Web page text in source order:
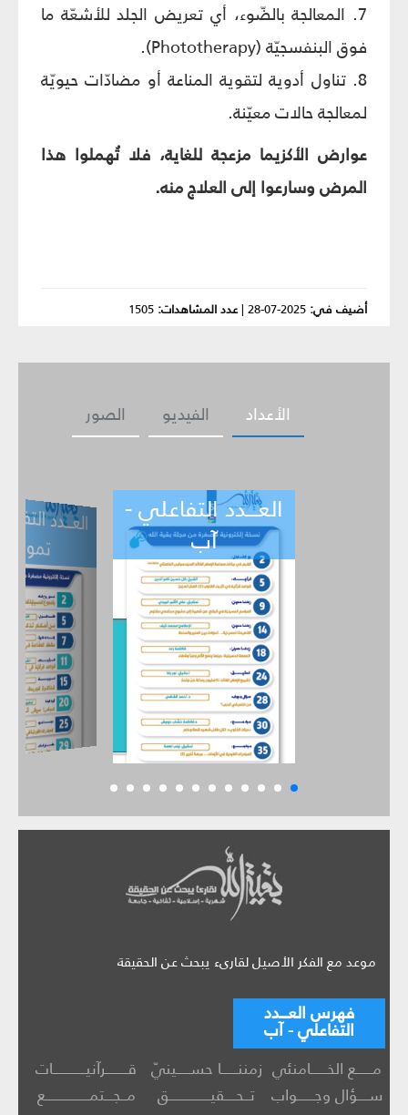
7. المعالجة بالضّوء، أي تعريض الجلد للأشعّة ما
فوق البنفسجيّة (Phototherapy).
8. تناول أدوية لتقوية المناعة أو مضادّات حيويّة
لمعالجة حالات معيّنة.
عوارض الأكزيما مزعجة للغاية، فلا تُهملوا هذا
المرض وسارعوا إلى العلاج منه.
أضيف في: 2025-07-28
|عدد المشاهدات: 1505
الصور الفيديو الأعداد
العـــدد التفاعلي -
تموز
العـــدد
ي
حزيران
موعد مع الفكر الأصيل لقارىء يبحث عن الحقيقة
فهرس العـــدد
التفاعلي - آب
مــــــع الخــــــامنئي زمننــــــا حســـــينيّ
قــــــــرآنيــــــــــــات
ســــؤال وجــــــواب
تــحــــقيـــــــــــــــق مــجـــتمــــــــــــــــع